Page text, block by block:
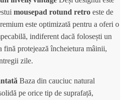
mousepad rotund retro este de
este optimizată pentru a oferi o
indiferent dacă folosești un
fină protejează încheietura mâinii,
zile.
Baza din cauciuc natural
pe orice tip de suprafață,